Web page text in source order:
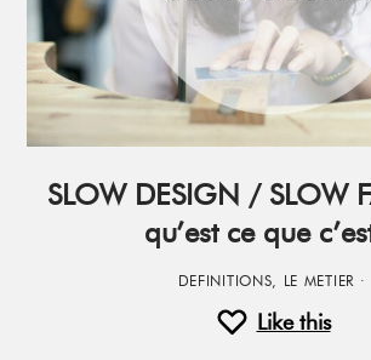
SLOW DESIGN / SLOW
qu’est ce que
DEFINITIONS, LE METIER·
Like this